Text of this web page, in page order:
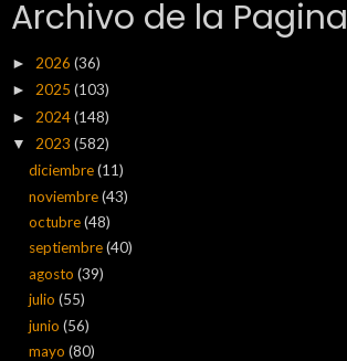
Archivo de la Pagina
► 2026 (36)
► 2025 (103)
► 2024(148)
▼ 2023 (582)
diciembre(11)
noviembre(43)
octubre(48)
septiembre(40)
agosto(39)
julio(55)
junio(56)
mayo(80)